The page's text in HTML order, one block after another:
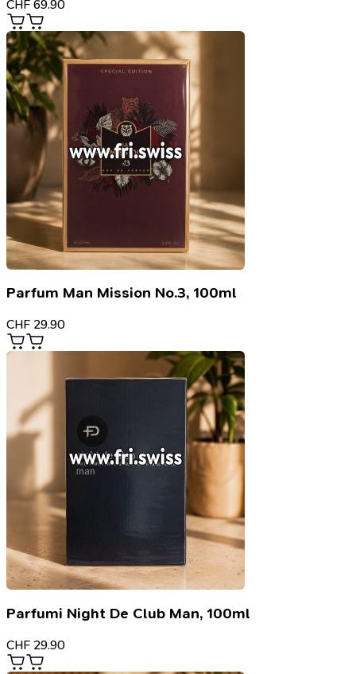
CHF 69.90
Parfum Man Mission No.3, 100ml
CHF 29.90
Parfumi Night De Club Man, 100ml
CHF 29.90